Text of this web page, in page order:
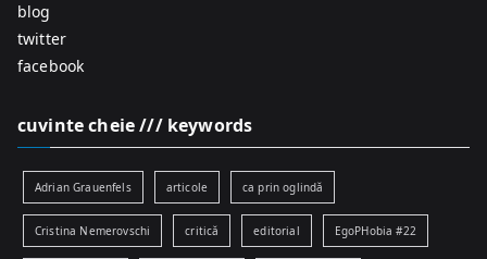
blog
twitter
facebook
cuvinte cheie /// keywords
Adrian Grauenfels articole ca prin oglindă
Cristina Nemerovschi critică editorial EgoPHobia #22